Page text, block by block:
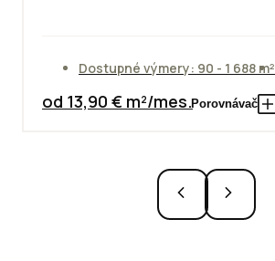
Dostupné výmery: 90 - 1 688 m²
od 13,90 € m²/mes.Porovnávač